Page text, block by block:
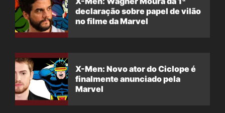
declaração sobre papel de vilão
no filme da Marvel
X-Men: Novo ator do Ciclope é
finalmente anunciado pela
Marvel